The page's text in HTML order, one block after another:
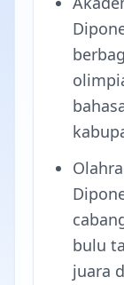
bulu
juara